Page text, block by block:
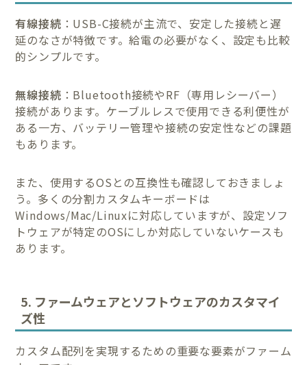
有線接続 ：USB-C接続が主流で、安定した接続と遅
延のなさが特徴です。給電の必要がなく、設定も比較
的シンプルです。
無線接続 ：Bluetooth接続やRF（専用レシーバー）
接続があります。ケーブルレスで使用できる利便性が
ある一方、バッテリー管理や接続の安定性などの課題
もあります。
また、使用するOSとの互換性も確認しておきましょ
う。多くの分割カスタムキーボードは
Windows/Mac/Linuxに対応していますが、設定ソフ
トウェアが特定のOSにしか対応していないケースも
あります。
5. ファームウェアとソフトウェアのカスタマイ
ズ性
カスタム配列を実現するための重要な要素がファーム